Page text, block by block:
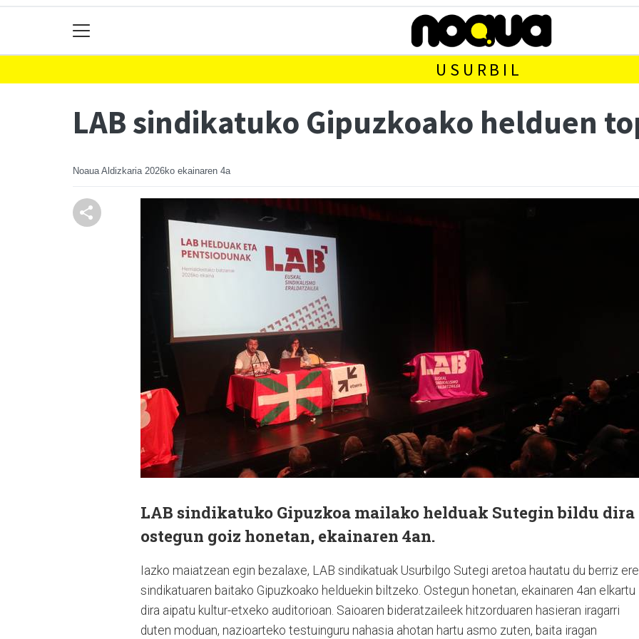
USURBIL
LAB sindikatuko Gipuzkoako helduen
Noaua Aldizkaria 2026ko ekainaren 4a
LAB sindikatuko Gipuzkoa mailako helduak Sutegin bildu dira
ostegun goiz honetan, ekainaren 4an.
Iazko maiatzean egin bezalaxe, LAB sindikatuak Usurbilgo Sutegi aretoa hautatu du berriz
sindikatuaren baitako Gipuzkoako helduekin biltzeko. Ostegun honetan, ekainaren 4an elkartu
dira aipatu kultur-etxeko auditorioan. Saioaren bideratzaileek hitzorduaren hasieran iragarri
duten moduan, nazioarteko testuinguru nahasia ahotan hartu asmo zuten, baita iragan